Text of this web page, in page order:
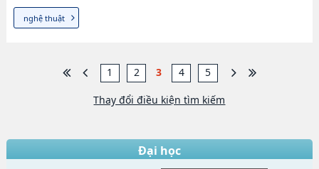
nghệ thuật
1 2 3 4 5
Thay đổi điều kiện tìm kiếm
Đại học